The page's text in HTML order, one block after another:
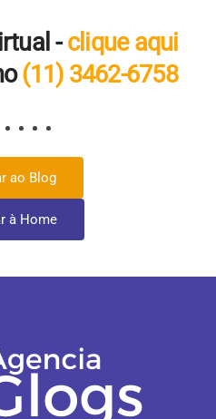
-clique aqui
(11) 3462-6758
ao Blog
à Home